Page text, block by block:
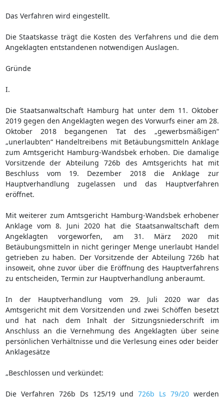
Das Verfahren wird eingestellt.
Die Staatskasse trägt die Kosten des Verfahrens und die dem
Angeklagten entstandenen notwendigen Auslagen.
Gründe
I.
Die Staatsanwaltschaft Hamburg hat unter dem 11. Oktober
2019 gegen den Angeklagten wegen des Vorwurfs einer am 28.
Oktober 2018 begangenen Tat des „gewerbsmäßigen“
„unerlaubten“ Handeltreibens mit Betäubungsmitteln Anklage
zum Amtsgericht Hamburg-Wandsbek erhoben. Die damalige
Vorsitzende der Abteilung 726b des Amtsgerichts hat mit
Beschluss vom 19. Dezember 2018 die Anklage zur
Hauptverhandlung zugelassen und das Hauptverfahren
eröffnet.
Mit weiterer zum Amtsgericht Hamburg-Wandsbek erhobener
Anklage vom 8. Juni 2020 hat die Staatsanwaltschaft dem
Angeklagten vorgeworfen, am 31. März 2020 mit
Betäubungsmitteln in nicht geringer Menge unerlaubt Handel
getrieben zu haben. Der Vorsitzende der Abteilung 726b hat
insoweit, ohne zuvor über die Eröffnung des Hauptverfahrens
zu entscheiden, Termin zur Hauptverhandlung anberaumt.
In der Hauptverhandlung vom 29. Juli 2020 war das
Amtsgericht mit dem Vorsitzenden und zwei Schöffen besetzt
und hat nach dem Inhalt der Sitzungsniederschrift im
Anschluss an die Vernehmung des Angeklagten über seine
persönlichen Verhältnisse und die Verlesung eines oder beider
Anklagesätze
„Beschlossen und verkündet:
Die Verfahren 726b Ds 125/19 und 726b Ls 79/20werden